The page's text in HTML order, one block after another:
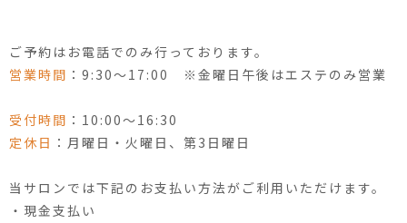
ご予約はお電話でのみ行っております。
営業時間 ：9:30〜17:00 ※金曜日午後はエステのみ営業
受付時間 ：10:00〜16:30
定休日 ：月曜日・火曜日、第3日曜日
当サロンでは下記のお支払い方法がご利用いただけます。
・現金支払い